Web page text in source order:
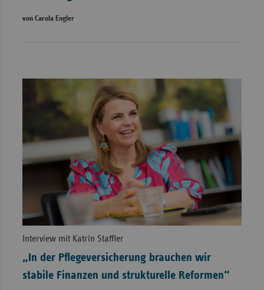
von Carola Engler
Interview mit Katrin Staffler
„In der Pflegeversicherung brauchen wir
stabile Finanzen und strukturelle Reformen“